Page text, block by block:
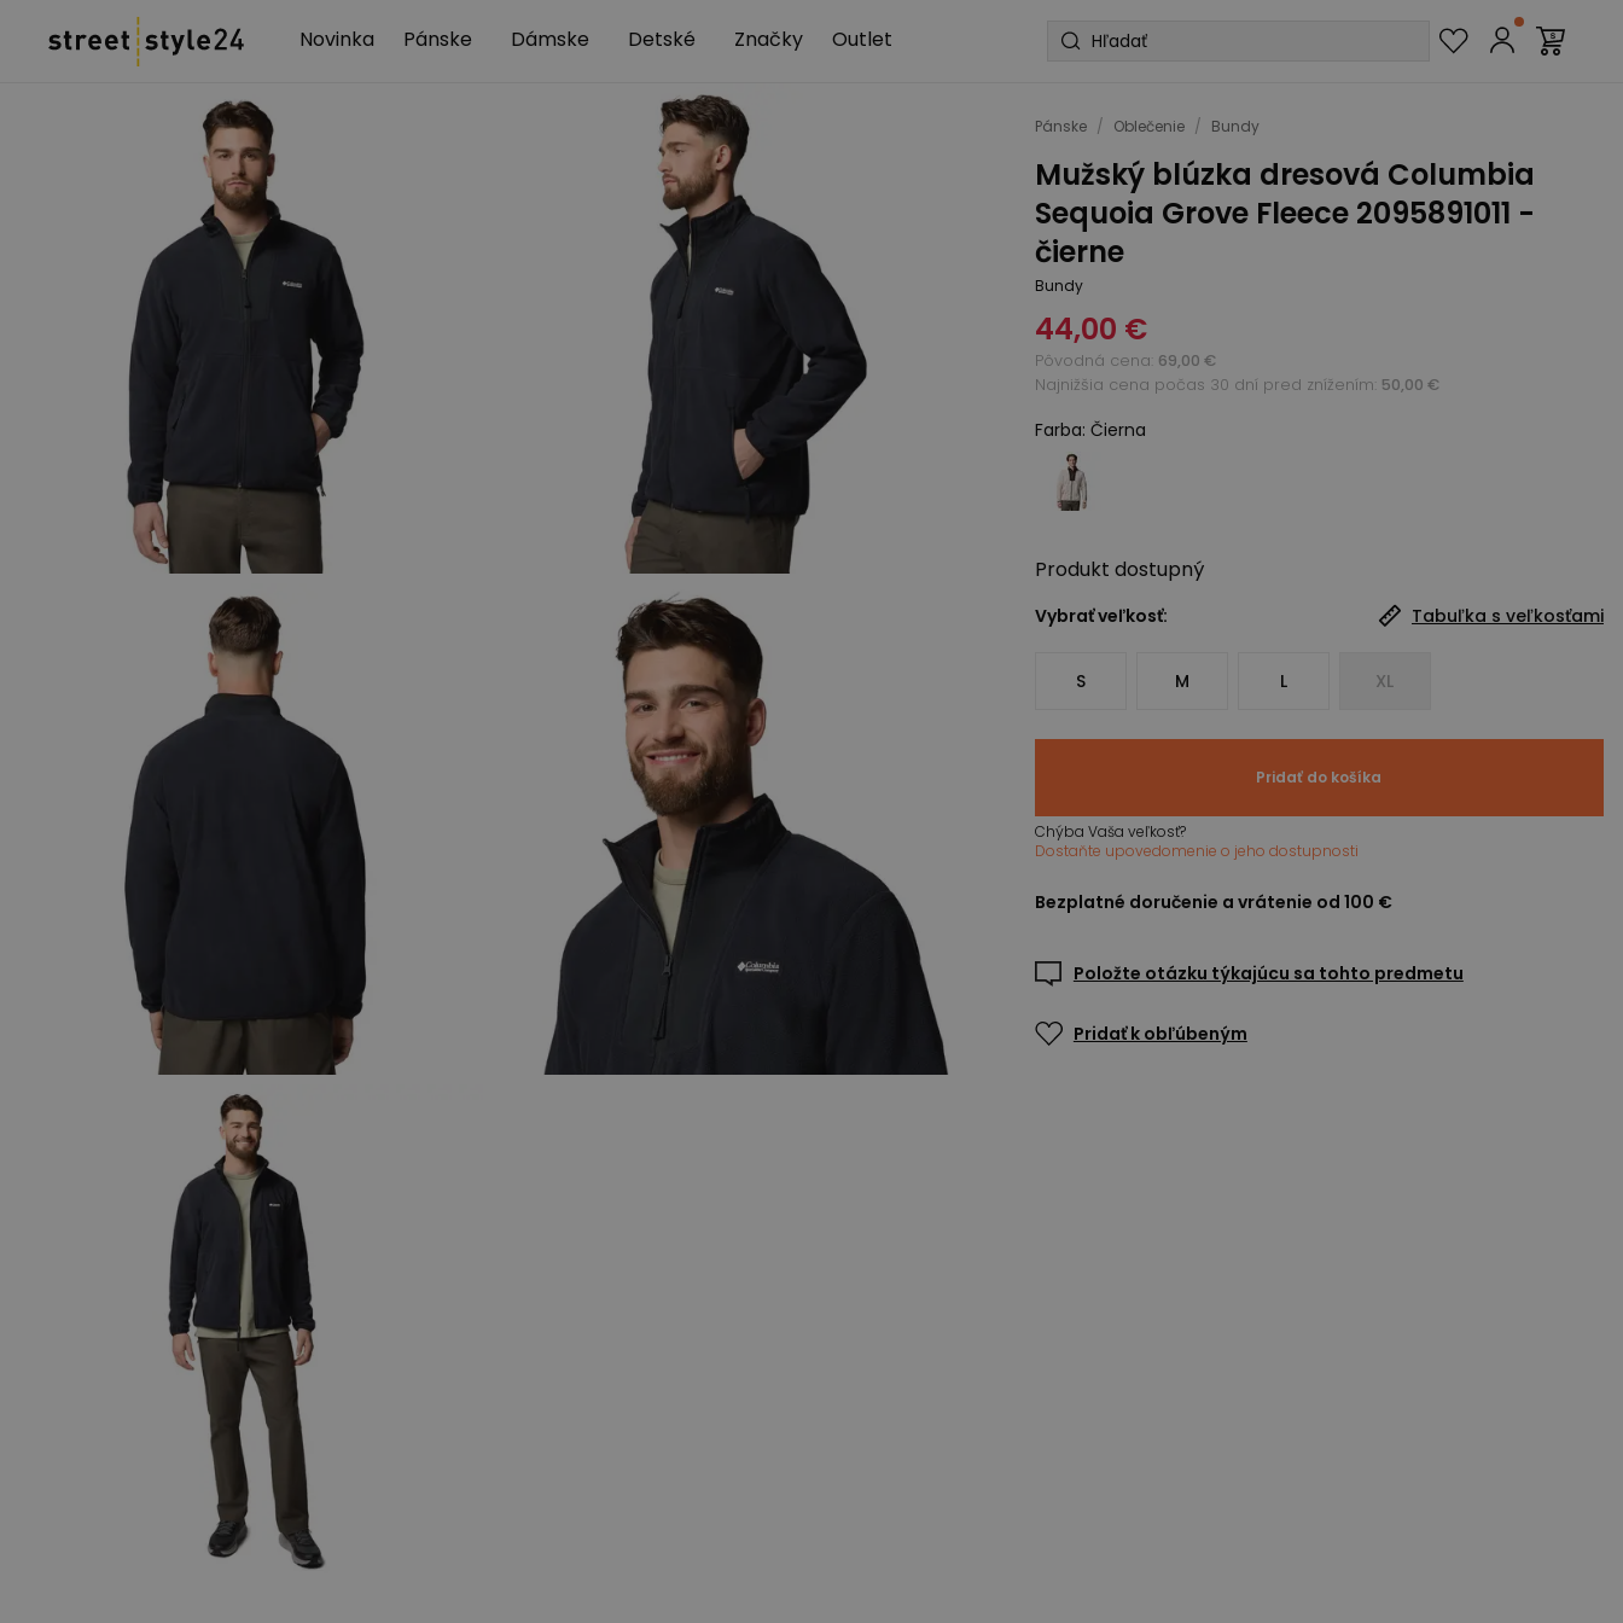
Novinka Pánske Dámske Detské Značky Outlet
Pánske / Oblečenie / Bundy
Mužský blúzka dresová Columbia
Sequoia Grove Fleece 2095891011 -
čierne
Bundy
44,00 €
Pôvodná cena 69,00 €
Najnižšia cena počas 30 dní pred znížením: 50,00 €
Farba: Čierna
Produkt dostupný
Vybrať veľkosť: Tabuľka s veľkosťami
S M L XL
Pridať do košíka
Chýba Vaša veľkosť?
Dostaňte upovedomenie o jeho dostupnosti
Bezplatné doručenie a vrátenie od 100 €
Položte otázku týkajúcu sa tohto predmetu
Pridať k obľúbeným